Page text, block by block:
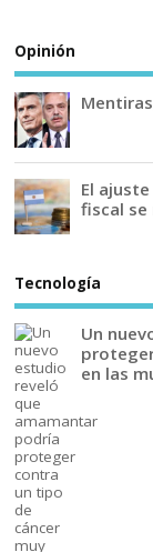
Opinión
El
fiscal se
Tecnología
Un
en las